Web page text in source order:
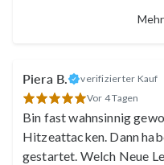
Piera B.
verifizierter Kauf
Vor 4 Tagen
Bin fast wahnsinnig
Hitzeattacken. Dann
gestartet. Welch Neue